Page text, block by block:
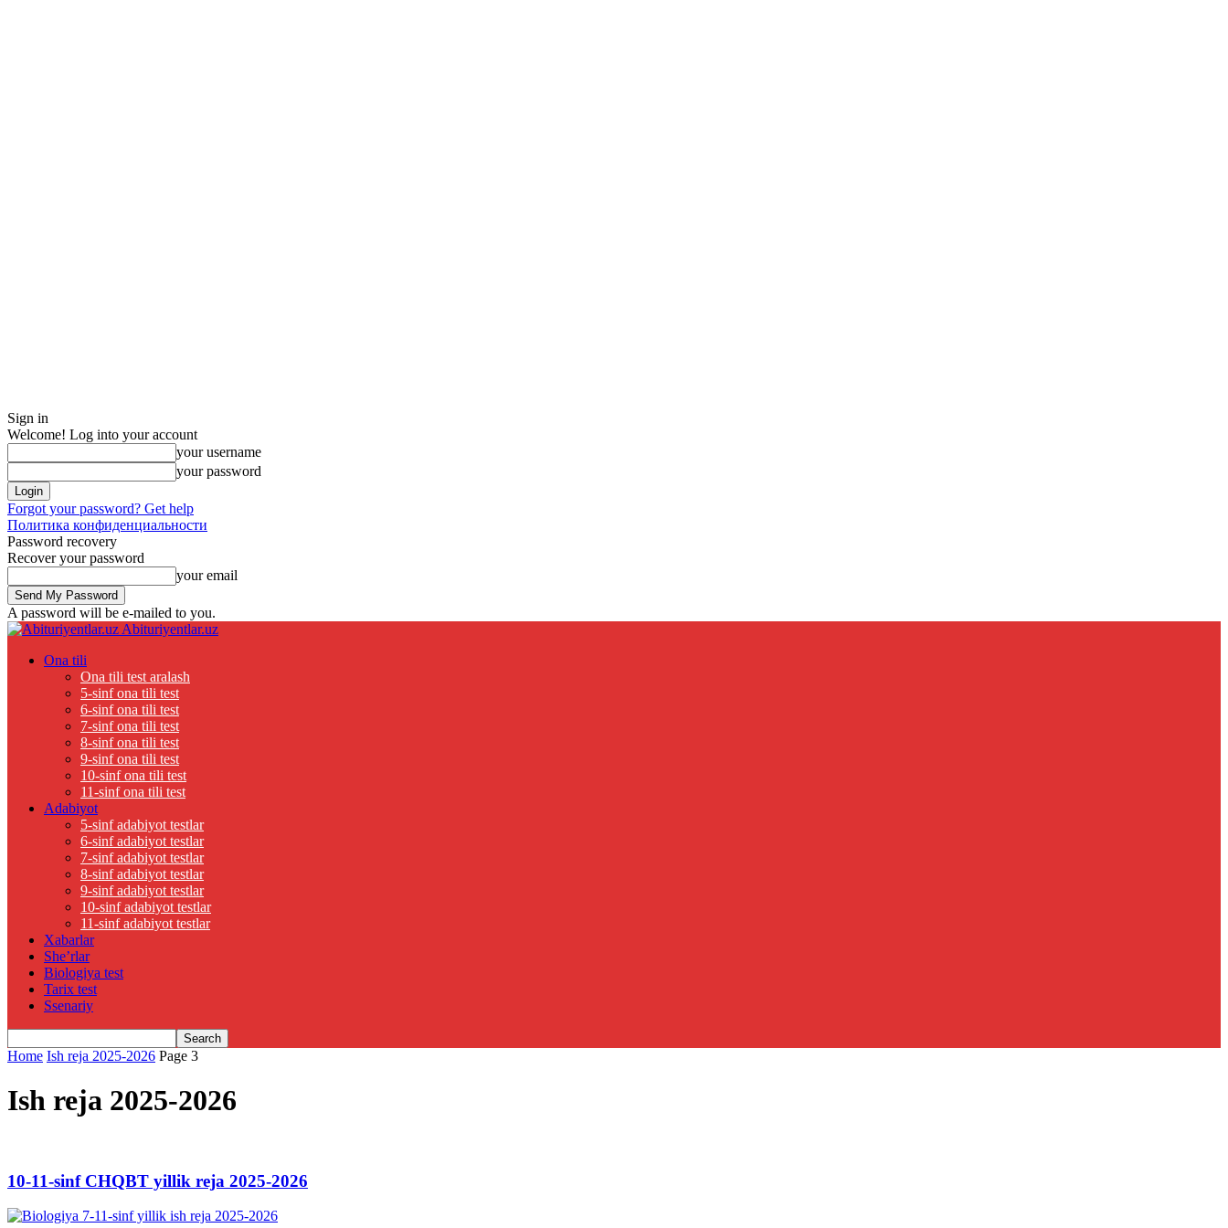
Sign in
Welcome! Log into your account
your username
your password
Forgot your password? Get help
Политика конфиденциальности
Password recovery
Recover your password
your email
A password will be e-mailed to you.
Abituriyentlar.uz
Ona tili
Ona tili test aralash
5-sinf ona tili test
6-sinf ona tili test
7-sinf ona tili test
8-sinf ona tili test
9-sinf ona tili test
10-sinf ona tili test
11-sinf ona tili test
Adabiyot
5-sinf adabiyot testlar
6-sinf adabiyot testlar
7-sinf adabiyot testlar
8-sinf adabiyot testlar
9-sinf adabiyot testlar
10-sinf adabiyot testlar
11-sinf adabiyot testlar
Xabarlar
She’rlar
Biologiya test
Tarix test
Ssenariy
Home Ish reja 2025-2026 Page 3
Ish reja 2025-2026
10-11-sinf CHQBT yillik reja 2025-2026